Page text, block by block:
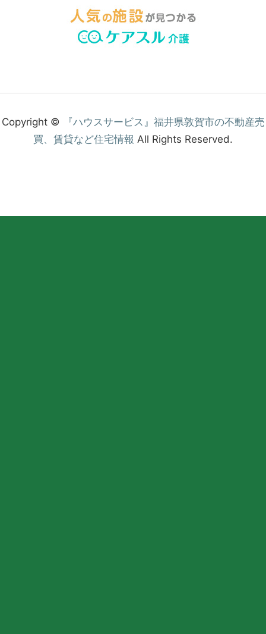
Copyright ©
『ハウスサービス』福井県敦賀市の不動産売
買、賃貸など住宅情報 All Rights Reserved.